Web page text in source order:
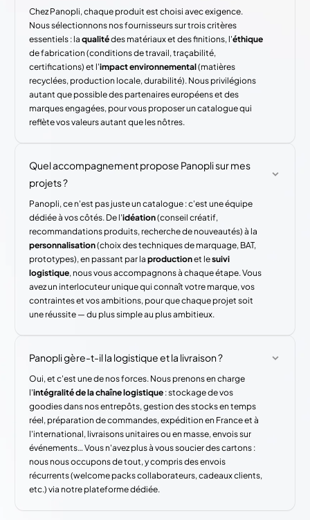
Chez Panopli, chaque produit est choisi avec exigence.
Nous sélectionnons nos fournisseurs sur trois critères
essentiels : laqualitédes matériaux et des finitions, l'éthique
de fabrication (conditions de travail, traçabilité,
certifications) et l'impact environnemental(matières
recyclées, production locale, durabilité). Nous privilégions
autant que possible des partenaires européens et des
marques engagées, pour vous proposer un catalogue qui
reflète vos valeurs autant que les nôtres.
Quel accompagnement propose Panopli sur mes
projets ?
Panopli, ce n'est pas juste un catalogue : c'est une équipe
dédiée à vos côtés. De l'idéation(conseil créatif,
recommandations produits, recherche de nouveautés) à la
personnalisation(choix des techniques de marquage, BAT,
prototypes), en passant par laproductionet lesuivi
logistique, nous vous accompagnons à chaque étape. Vous
avez un interlocuteur unique qui connaît votre marque, vos
contraintes et vos ambitions, pour que chaque projet soit
une réussite — du plus simple au plus ambitieux.
Panopli gère-t-il la logistique et la livraison ?
Oui, et c'est une de nos forces. Nous prenons en charge
l'intégralité de la chaîne logistique : stockage de vos
goodies dans nos entrepôts, gestion des stocks en temps
réel, préparation de commandes, expédition en France et à
l'international, livraisons unitaires ou en masse, envois sur
événements… Vous n'avez plus à vous soucier des cartons :
nous nous occupons de tout, y compris des envois
récurrents (welcome packs collaborateurs, cadeaux clients,
etc.) via notre plateforme dédiée.